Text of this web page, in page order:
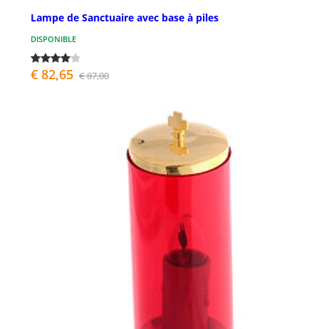
Lampe de Sanctuaire avec base à piles
DISPONIBLE
€ 82,65 € 87,00